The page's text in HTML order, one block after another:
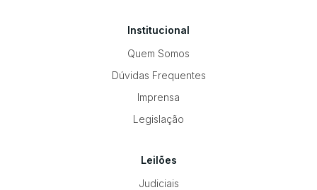
Institucional
Quem Somos
Dúvidas Frequentes
Imprensa
Legislação
Leilões
Judiciais